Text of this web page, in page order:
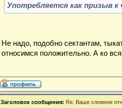
Употребляется как призыв к
Не надо, подобно сектантам,
относимся положительно. А ко
Заголовок сообщения: Re: Ваше сложное